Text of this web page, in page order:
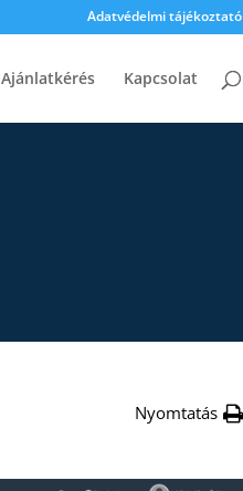
Adatvédelmi tájékoztató
Ajánlatkérés Kapcsolat
Nyomtatás